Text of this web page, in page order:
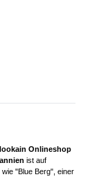
Onlineshop
ist auf
wie "Blue Berg", einer